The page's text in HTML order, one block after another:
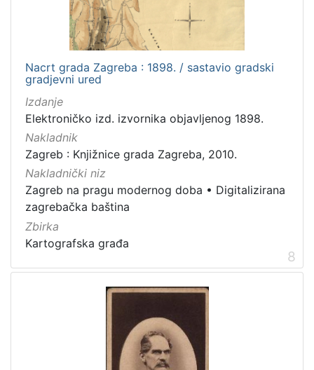
Nacrt grada Zagreba : 1898. / sastavio gradski
gradjevni ured
Izdanje
Elektroničko izd. izvornika objavljenog 1898.
Nakladnik
Zagreb : Knjižnice grada Zagreba, 2010.
Nakladnički niz
Zagreb na pragu modernog doba • Digitalizirana
zagrebačka baština
Zbirka
Kartografska građa
8